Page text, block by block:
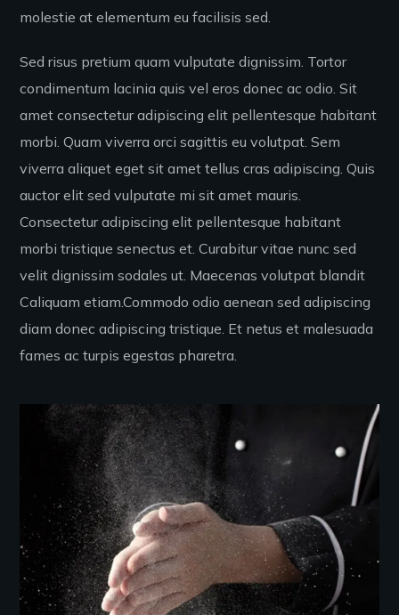
molestie at elementum eu facilisis sed.
Sed risus pretium quam vulputate dignissim. Tortor
condimentum lacinia quis vel eros donec ac odio. Sit
amet consectetur adipiscing elit pellentesque habitant
morbi. Quam viverra orci sagittis eu volutpat. Sem
viverra aliquet eget sit amet tellus cras adipiscing. Quis
auctor elit sed vulputate mi sit amet mauris.
Consectetur adipiscing elit pellentesque habitant
morbi tristique senectus et. Curabitur vitae nunc sed
velit dignissim sodales ut. Maecenas volutpat blandit
Caliquam etiam.Commodo odio aenean sed adipiscing
diam donec adipiscing tristique. Et netus et malesuada
fames ac turpis egestas pharetra.